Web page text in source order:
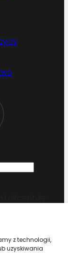
z technologii,
uzyskiwania